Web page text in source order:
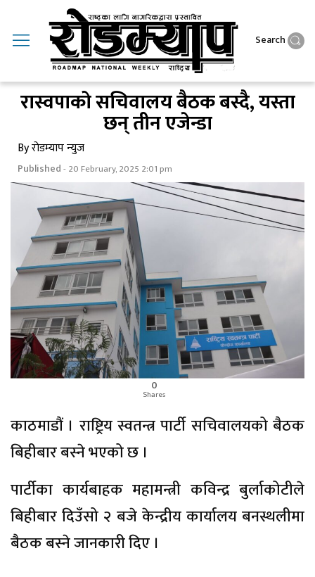
Search
रास्वपाको सचिवालय बैठक बस्दै, यस्ता
छन् तीन एजेन्डा
By रोडम्याप न्युज
Published- 20 February, 2025 2:01 pm
0
Shares
काठमाडौं । राष्ट्रिय स्वतन्त्र पार्टी सचिवालयको बैठक
बिहीबार बस्ने भएको छ ।
पार्टीका कार्यबाहक महामन्त्री कविन्द्र बुर्लाकोटीले
बिहीबार दिउँसो २ बजे केन्द्रीय कार्यालय बनस्थलीमा
बैठक बस्ने जानकारी दिए ।